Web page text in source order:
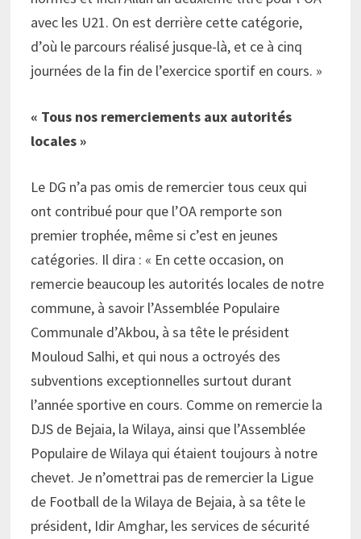
avec les U21. On est derrière cette catégorie,
d’où le parcours réalisé jusque-là, et ce à cinq
journées de la fin de l’exercice sportif en cours. »
« Tous nos remerciements aux autorités
locales »
Le DG n’a pas omis de remercier tous ceux qui
ont contribué pour que l’OA remporte son
premier trophée, même si c’est en jeunes
catégories. Il dira : « En cette occasion, on
remercie beaucoup les autorités locales de notre
commune, à savoir l’Assemblée Populaire
Communale d’Akbou, à sa tête le président
Mouloud Salhi, et qui nous a octroyés des
subventions exceptionnelles surtout durant
l’année sportive en cours. Comme on remercie la
DJS de Bejaia, la Wilaya, ainsi que l’Assemblée
Populaire de Wilaya qui étaient toujours à notre
chevet. Je n’omettrai pas de remercier la Ligue
de Football de la Wilaya de Bejaia, à sa tête le
président, Idir Amghar, les services de sécurité